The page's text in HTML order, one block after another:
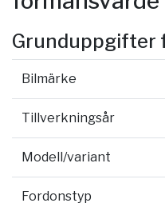
Grunduppgifter
Bilmärke
Tillverkningsår
Modell/variant
Fordonstyp